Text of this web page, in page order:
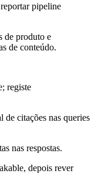
pipeline
de produto e
de conteúdo.
registe
de citações nas queries
nas respostas.
depois rever